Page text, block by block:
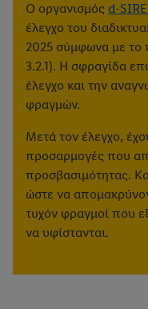
Ο οργανισμός d-
έλεγχο του
2025 σύμφωνα με το
3.2.1). Η σφραγίδα
έλεγχο και την
φραγμών.
Μετά τον έλεγχο,
προσαρμογές που
προσβασιμότητας.
ώστε να
τυχόν φραγμοί που
να υφίστανται.